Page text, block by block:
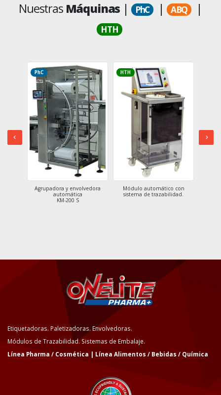
Nuestras Máquinas | PhC | ABQ |
HTH
PhC
Agrupadora y envolvedora
automática
KM-200 S
HTH
Módulo automático con
sistema de trazabilidad.
Etiquetadoras. Paletizadoras. Envolvedoras.
Módulos de Trazabilidad. Sistemas de Embalaje.
Línea Pharma / Cosmética | Línea Alimentos / Bebidas / Química